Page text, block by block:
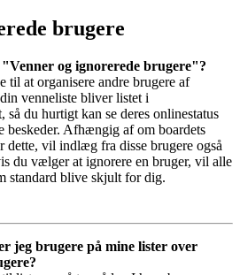
brugere
og ignorerede brugere"?
til at organisere andre brugere af
venneliste bliver listet i
så du hurtigt kan se deres onlinestatus
beskeder. Afhængig af om boardets
dette, vil indlæg fra disse brugere også
du vælger at ignorere en bruger, vil alle
standard blive skjult for dig.
jeg brugere på mine lister over